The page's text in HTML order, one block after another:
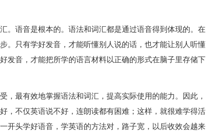
。语音是根本的。语法和词汇都是通过语音得到体现的。在
。只有学好发音，才能听懂别人说的话，也才能让别人听懂
发音，才能把所学的语言材料以正确的形式在脑子里存储下
，最有效地掌握语法和词汇，提高实际使用的能力。因此，
，不仅英语说不好，连朗读都有困难；这样，就很难学得活
开头学好语音，学英语的方法对，路子宽，以后收效会越来